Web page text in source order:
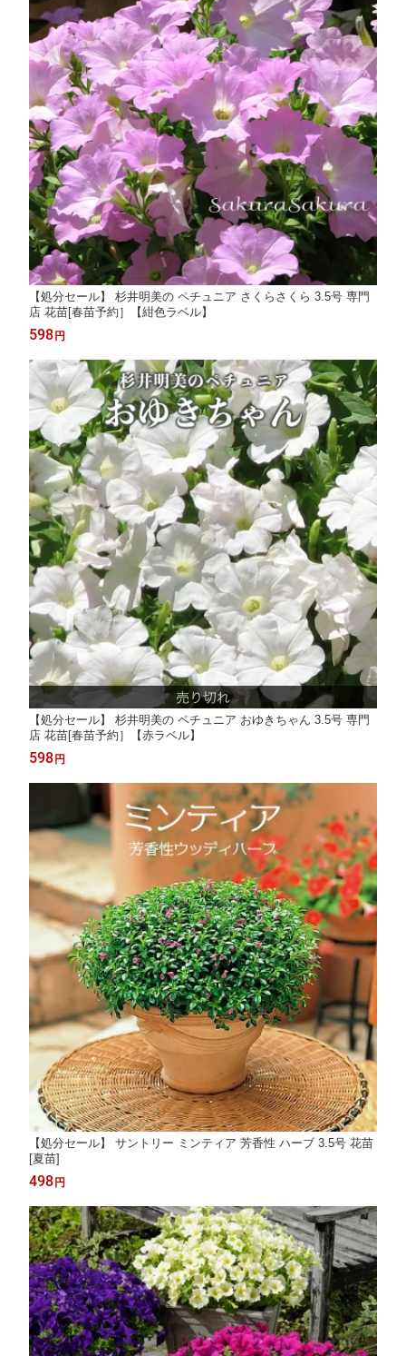
【処分セール】 杉井明美の ペチュニア さくらさくら 3.5号 専門
店 花苗[春苗予約］【紺色ラベル】
598円
【処分セール】 杉井明美の ペチュニア おゆきちゃん 3.5号 専門
店 花苗[春苗予約］【赤ラベル】
598円
【処分セール】 サントリー ミンティア 芳香性 ハーブ 3.5号 花苗
[夏苗]
498円